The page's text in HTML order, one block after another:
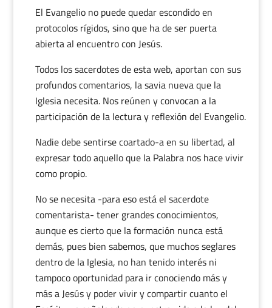
El Evangelio no puede quedar escondido en
protocolos rígidos, sino que ha de ser puerta
abierta al encuentro con Jesús.
Todos los sacerdotes de esta web, aportan con sus
profundos comentarios, la savia nueva que la
Iglesia necesita. Nos reúnen y convocan a la
participación de la lectura y reflexión del Evangelio.
Nadie debe sentirse coartado-a en su libertad, al
expresar todo aquello que la Palabra nos hace vivir
como propio.
No se necesita -para eso está el sacerdote
comentarista- tener grandes conocimientos,
aunque es cierto que la formación nunca está
demás, pues bien sabemos, que muchos seglares
dentro de la Iglesia, no han tenido interés ni
tampoco oportunidad para ir conociendo más y
más a Jesús y poder vivir y compartir cuanto el